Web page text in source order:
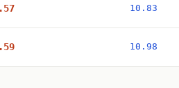
10.83
10.98